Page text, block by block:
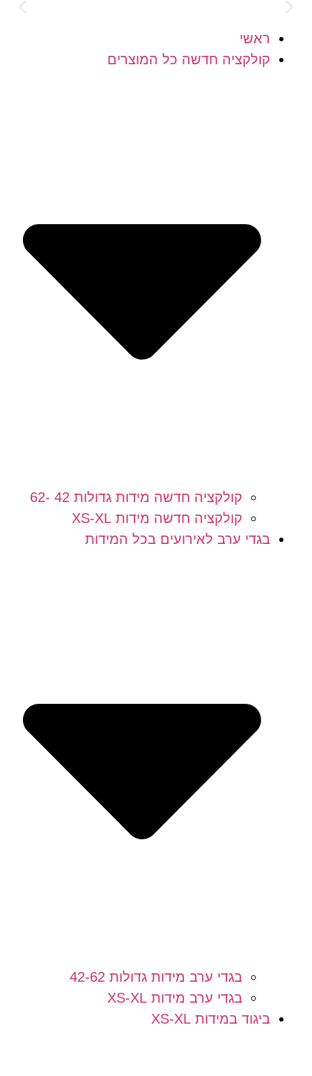
חינם מעל 300 ש"חראשי
קולקציה חדשה כל המוצרים
קולקציה חדשה מידות גדולות 42 -62
קולקציה חדשה מידות XS-XL
בגדי ערב לאירועים בכל המידות
בגדי ערב מידות גדולות 42-62
בגדי ערב מידות XS-XL
ביגוד במידות XS-XL